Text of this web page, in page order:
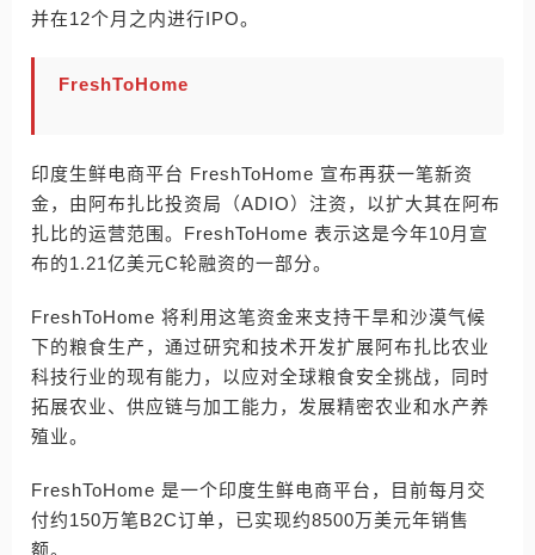
并在12个月之内进行IPO。
FreshToHome
印度生鲜电商平台 FreshToHome 宣布再获一笔新资
金，由阿布扎比投资局（ADIO）注资，以扩大其在阿布
扎比的运营范围。FreshToHome 表示这是今年10月宣
布的1.21亿美元C轮融资的一部分。
FreshToHome 将利用这笔资金来支持干旱和沙漠气候
下的粮食生产，通过研究和技术开发扩展阿布扎比农业
科技行业的现有能力，以应对全球粮食安全挑战，同时
拓展农业、供应链与加工能力，发展精密农业和水产养
殖业。
FreshToHome 是一个印度生鲜电商平台，目前每月交
付约150万笔B2C订单，已实现约8500万美元年销售
额。